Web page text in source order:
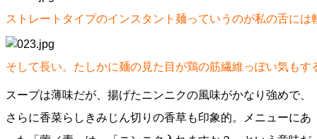
ストレートタイプのインスタント麺っていうのが私の舌には
そして長い。たしかに麺の見た目が鶏の筋繊維っぽい気もす
スープは薄味だが、揚げたニンニクの風味がかなり強めで、
さらに香菜らしきみじん切りの香草も印象的。メニューにあ